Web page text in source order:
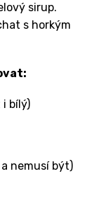
sirup.
s horkým
bílý)
nemusí být)